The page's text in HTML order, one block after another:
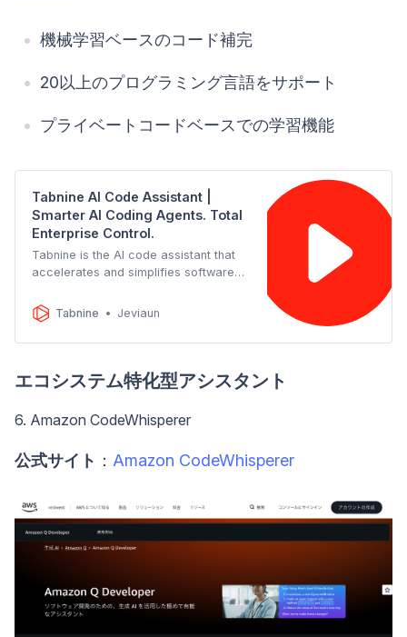
機械学習ベースのコード補完
20以上のプログラミング言語をサポート
プライベートコードベースでの学習機能
Tabnine AI Code Assistant |
Smarter AI Coding Agents. Total
Enterprise Control.
Tabnine is the AI code assistant that
accelerates and simplifies software
private, secure, and compliant.
Tabnine Jeviaun
エコシステム特化型アシスタント
6. Amazon CodeWhisperer
公式サイト ： Amazon CodeWhisperer